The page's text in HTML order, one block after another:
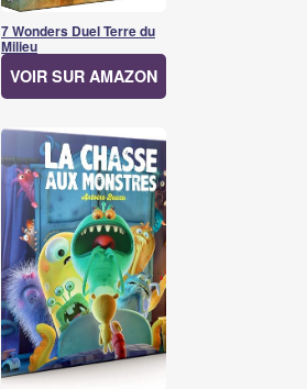
7 Wonders Duel Terre du
Milieu
VOIR SUR AMAZON